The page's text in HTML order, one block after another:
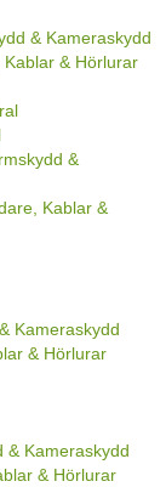
& Kameraskydd
& Hörlurar
&
Kablar &
Kameraskydd
& Hörlurar
& Kameraskydd
& Hörlurar